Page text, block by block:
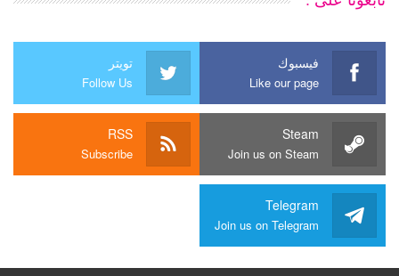
فيسبوك
Like our page
تويتر
Follow Us
Steam
Join us on Steam
RSS
Subscribe
Telegram
Join us on Telegram